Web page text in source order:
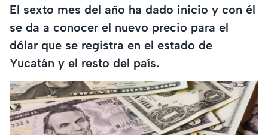
El sexto mes del año ha dado inicio y con él
se da a conocer el nuevo precio para el
dólar que se registra en el estado de
Yucatán y el resto del país.